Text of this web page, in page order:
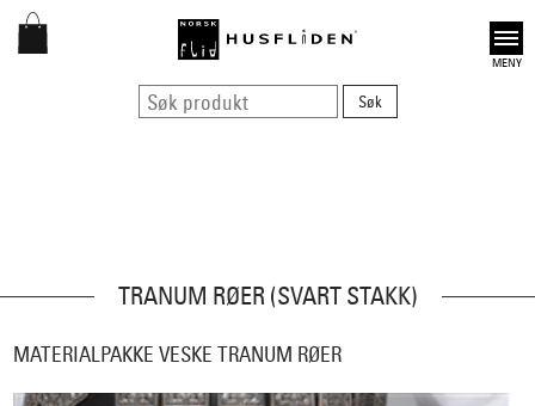
Open
TRANUM RØER (SVART STAKK)
MATERIALPAKKE VESKE TRANUM RØER